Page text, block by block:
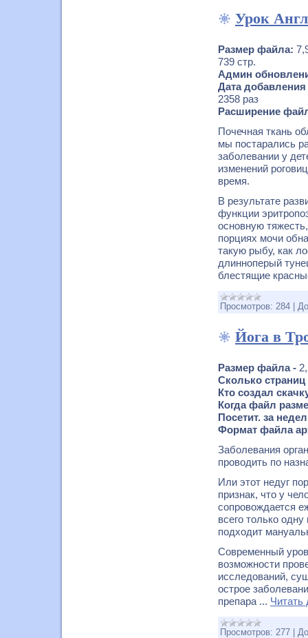
Урок
Размер файла:
739 стр.
Админ
Дата
2358 раз
Расширение
Почечная ткань
мы постарались
заболевании у
изменений
время.
В результате
функции
основную
порциях мочи
такую рыбу, как
длинноперый
блестящие
Просмотров: 284
Йога в
Размер файла -
Сколько
Кто создал
Когда файл
Посетит. за
Формат файла
Заболевания
проводить по
Или этот недуг
признак, что у
сопровождается
всего только
подходит
Современный
возможности
исследований,
острое
препара ... Читать
Просмотров: 277